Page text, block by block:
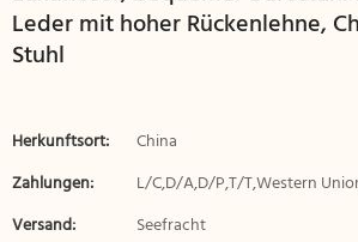
Leder mit hoher Rückenlehne,
Stuhl
Herkunftsort:
China
Zahlungen:
L/C,D/A,D/P,T/T,Western
Versand:
Seefracht